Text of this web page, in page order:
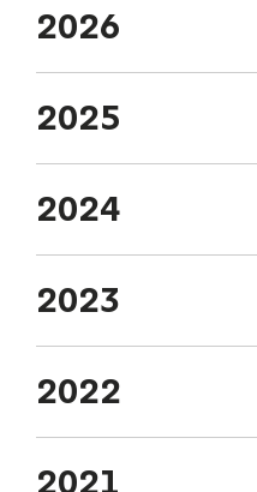
2026
2025
2024
2023
2022
2021